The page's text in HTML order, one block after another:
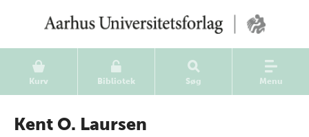
Kurv Bibliotek Søg Menu
Kent O. Laursen